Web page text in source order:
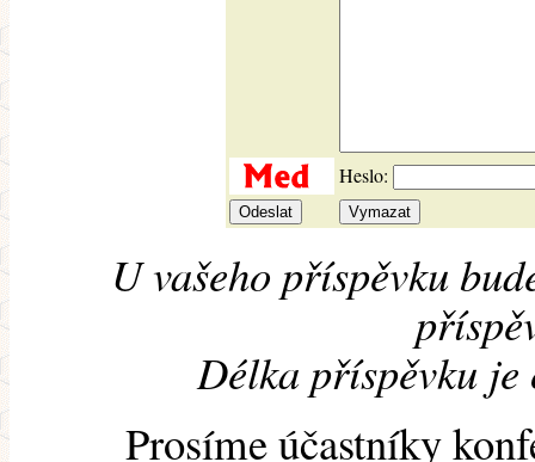
Heslo:
U vašeho příspěvku
Délka příspěvku je
Prosíme účastníky